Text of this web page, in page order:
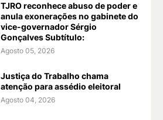
TJRO reconhece abuso de poder e
anula exonerações no gabinete do
vice-governador Sérgio
Gonçalves Subtítulo:
Agosto 05, 2026
Justiça do Trabalho chama
atenção para assédio eleitoral
Agosto 04, 2026